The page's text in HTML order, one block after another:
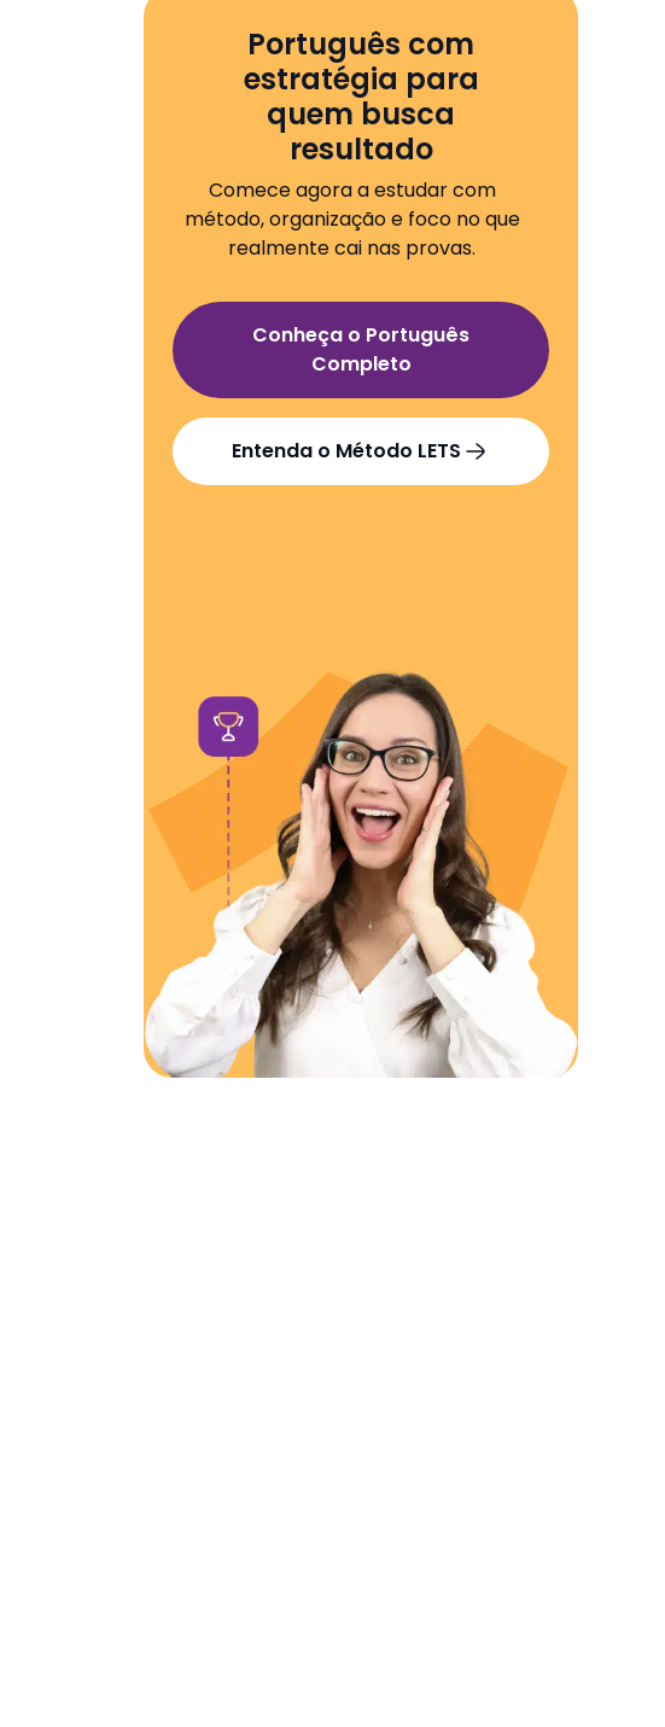
Português com
estratégia para
quem busca
resultado
Comece agora a estudar com
método, organização e foco no que
realmente cai nas provas.
Conheça o Português
Completo
Entenda o Método LETS